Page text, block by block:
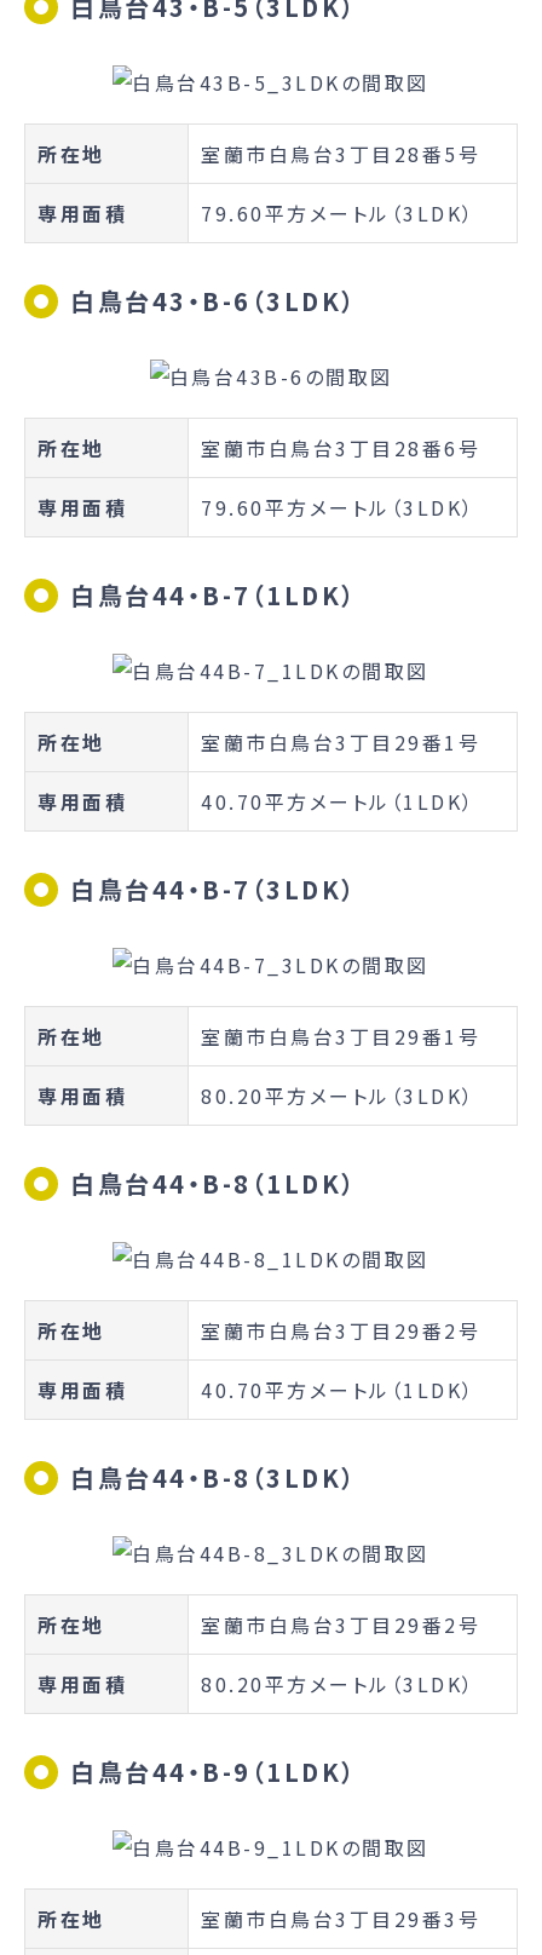
所在地 室蘭市白鳥台3丁目28番5号
専用面積 79.60平方メートル（3LDK）
白鳥台43・B-6（3LDK）
所在地 室蘭市白鳥台3丁目28番6号
専用面積 79.60平方メートル（3LDK）
白鳥台44・B-7（1LDK）
所在地 室蘭市白鳥台3丁目29番1号
専用面積 40.70平方メートル（1LDK）
白鳥台44・B-7（3LDK）
所在地 室蘭市白鳥台3丁目29番1号
専用面積 80.20平方メートル（3LDK）
白鳥台44・B-8（1LDK）
所在地 室蘭市白鳥台3丁目29番2号
専用面積 40.70平方メートル（1LDK）
白鳥台44・B-8（3LDK）
所在地 室蘭市白鳥台3丁目29番2号
専用面積 80.20平方メートル（3LDK）
白鳥台44・B-9（1LDK）
所在地 室蘭市白鳥台3丁目29番3号